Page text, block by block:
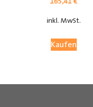
auch auf unserem
inkl. MwSt.
Kaufen